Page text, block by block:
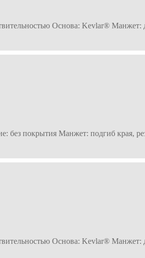
Основа: Kevlar®
без покрытия Манжет: подгиб края,
Основа: Kevlar®